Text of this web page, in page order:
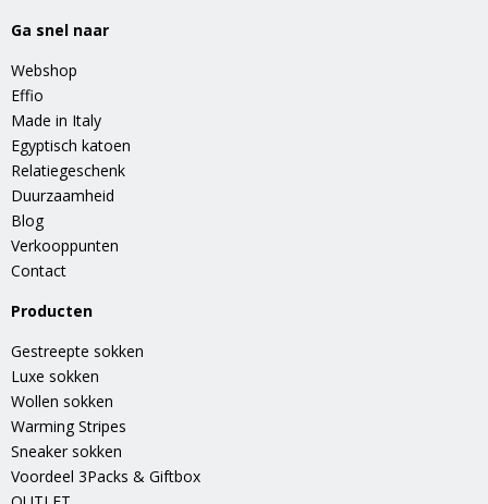
Ga snel naar
Webshop
Effio
Made in Italy
Egyptisch katoen
Relatiegeschenk
Duurzaamheid
Blog
Verkooppunten
Contact
Producten
Gestreepte sokken
Luxe sokken
Wollen sokken
Warming Stripes
Sneaker sokken
Voordeel 3Packs & Giftbox